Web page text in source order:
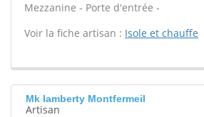
Mezzanine - Porte d'entrée -
Voir la fiche artisan : Isole et chauffe
Mk lamberty Montfermeil
Artisan